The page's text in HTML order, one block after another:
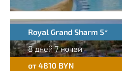
Royal Grand Sharm 5*
8 дней 7 ночей
от 4810 BYN